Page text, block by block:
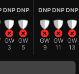
DNP
GW
3
DNP
GW
5
DNP
GW
9
DNP
GW
11
DNP
GW
13